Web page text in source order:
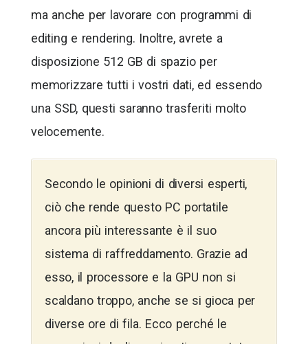
ma anche per lavorare con programmi di
editing e rendering. Inoltre, avrete a
disposizione 512 GB di spazio per
memorizzare tutti i vostri dati, ed essendo
una SSD, questi saranno trasferiti molto
velocemente.
Secondo le opinioni di diversi esperti,
ciò che rende questo PC portatile
ancora più interessante è il suo
sistema di raffreddamento. Grazie ad
esso, il processore e la GPU non si
scaldano troppo, anche se si gioca per
diverse ore di fila. Ecco perché le